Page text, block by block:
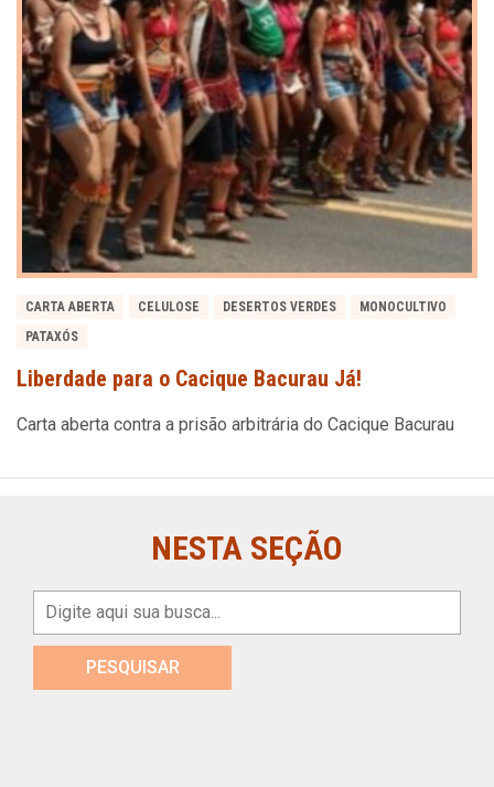
CARTA ABERTA CELULOSE DESERTOS VERDES
MONOCULTIVO
PATAXÓS
Liberdade para o Cacique Bacurau Já!
Carta aberta contra a prisão arbitrária do Cacique Bacurau
NESTA SEÇÃO
PESQUISAR